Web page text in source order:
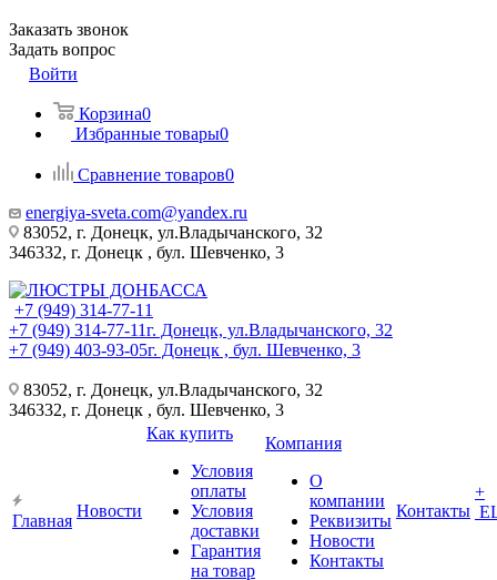
Заказать звонок
Задать вопрос
Войти
Корзина0
Избранные товары0
Сравнение товаров0
energiya-sveta.com@yandex.ru
83052, г. Донецк, ул.Владычанского, 32
346332, г. Донецк , бул. Шевченко, 3
+7 (949) 314-77-11
+7 (949) 314-77-11г. Донецк, ул.Владычанского, 32
+7 (949) 403-93-05г. Донецк , бул. Шевченко, 3
83052, г. Донецк, ул.Владычанского, 32
346332, г. Донецк , бул. Шевченко, 3
Главная
Новости
Как купить
Условия
оплаты
Условия
доставки
Гарантия
на товар
Компания
О
компании
Реквизиты
Новости
Контакты
Контакты
+